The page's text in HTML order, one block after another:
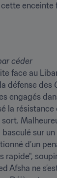
enceinte
face au
défense des
engagés
la résistance
sur un
d’un
Afsha ne